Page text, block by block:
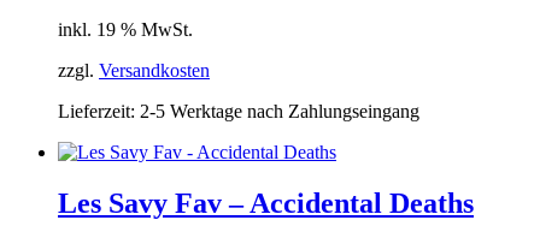
inkl. 19 % MwSt.
zzgl. Versandkosten
Lieferzeit: 2-5 Werktage nach Zahlungseingang
Les Savy Fav – Accidental Deaths